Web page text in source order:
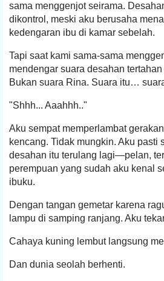
sama menggenjot seirama.
dikontrol, meski aku berusaha
kedengaran ibu di kamar sebelah.
Tapi saat kami sama-sama
mendengar suara desahan
Bukan suara Rina. Suara itu…
"Shhh... Aaahhh.."
Aku sempat memperlambat
kencang. Tidak mungkin. Aku pasti
desahan itu terulang lagi—pelan,
perempuan yang sudah aku kenal
ibuku.
Dengan tangan gemetar karena
lampu di samping ranjang. Aku
Cahaya kuning lembut langsung
Dan dunia seolah berhenti.